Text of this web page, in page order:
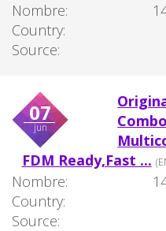
Nombre:
Country:
Source:
07
jun
FDM Ready,Fast ...
Nombre:
Country:
Source: